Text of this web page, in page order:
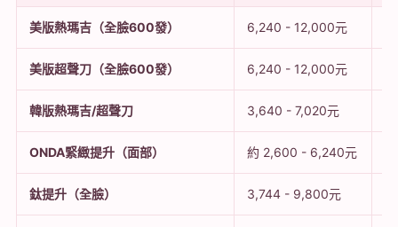
美版熱瑪吉（全臉600發） 6,240 - 12,000元
美版超聲刀（全臉600發） 6,240 - 12,000元
韓版熱瑪吉/超聲刀 3,640 - 7,020元
ONDA緊緻提升（面部） 約 2,600 - 6,240元
鈦提升（全臉） 3,744 - 9,800元